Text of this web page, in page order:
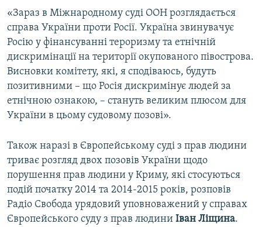
«Зараз в Міжнародному суді ООН розглядається
справа України проти Росії. Україна звинувачує
Росію у фінансуванні тероризму та етнічній
дискримінації на території окупованого півострова.
Висновки комітету, які, я сподіваюсь, будуть
позитивними – що Росія дискримінує людей за
етнічною ознакою, – стануть великим плюсом для
України в цьому судовому позові».
Також наразі в Європейському суді з прав людини
триває розгляд двох позовів України щодо
порушення прав людини у Криму, які стосуються
подій початку 2014 та 2014-2015 років, розповів
Радіо Свобода урядовий уповноважений у справах
Європейського суду з прав людини Іван Ліщина.